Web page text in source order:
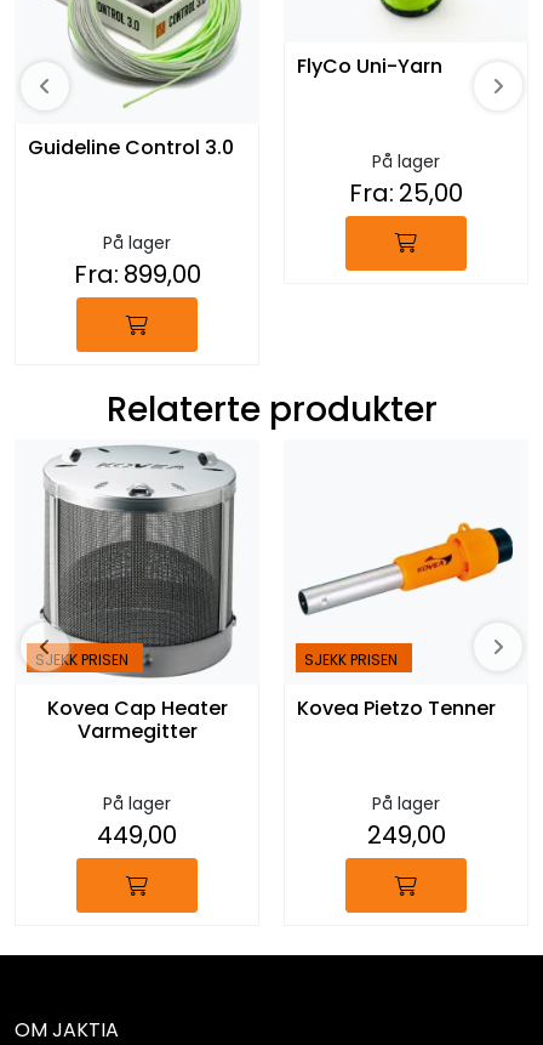
Guideline Control 3.0
På lager
Fra: 899,00
FlyCo Uni-Yarn
På lager
Fra: 25,00
Relaterte produkter
SJEKK PRISEN
Kovea Cap Heater
Varmegitter
På lager
449,00
SJEKK PRISEN
Kovea Pietzo Tenner
På lager
249,00
OM JAKTIA